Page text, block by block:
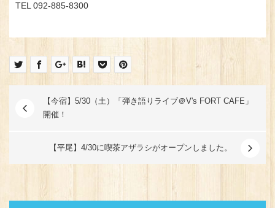
TEL 092-885-8300
【今宿】5/30（土）「弾き語りライブ＠V's FORT CAFE」
開催！
【平尾】4/30に喫茶アザラシがオープンしました。